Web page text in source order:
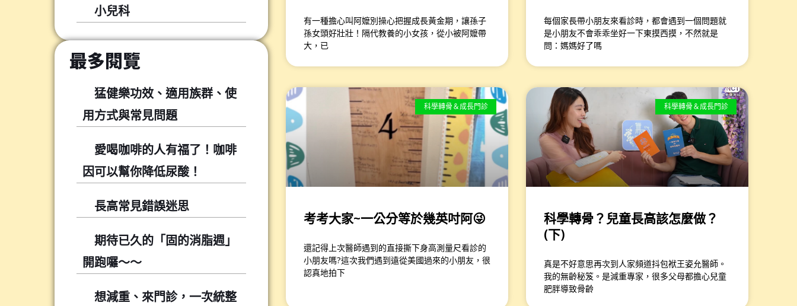
小兒科
最多閱覽
猛健樂功效、適用族群、使
用方式與常見問題
愛喝咖啡的人有福了！咖啡
因可以幫你降低尿酸！
長高常見錯誤迷思
期待已久的「固的消脂週」
開跑囉～～
想減重、來門診，一次統整
有一種擔心叫阿嬤別操心​把握成長黃金期，讓孫子
孫女頭好壯壯！​​隔代教養的小女孩，從小被阿嬤帶
大，已
每個家長帶小朋友來看診時，都會遇到一個問題就
是小朋友不會乖乖坐好一下東摸西摸，不然就是
問：媽媽好了嗎
科學轉骨＆成長門診
考考大家~一公分等於幾英吋阿😜
還記得上次醫師遇到的直接撕下身高測量尺看診的
小朋友嗎?這次我們遇到遠從美國過來的小朋友，很
認真地拍下
科學轉骨＆成長門診
科學轉骨？兒童長高該怎麼做？
(下)
真是不好意思再次到人家頻道抖包袱王姿允醫師。
我的無齡秘笈。是減重專家，很多父母都擔心兒童
肥胖導致骨齡